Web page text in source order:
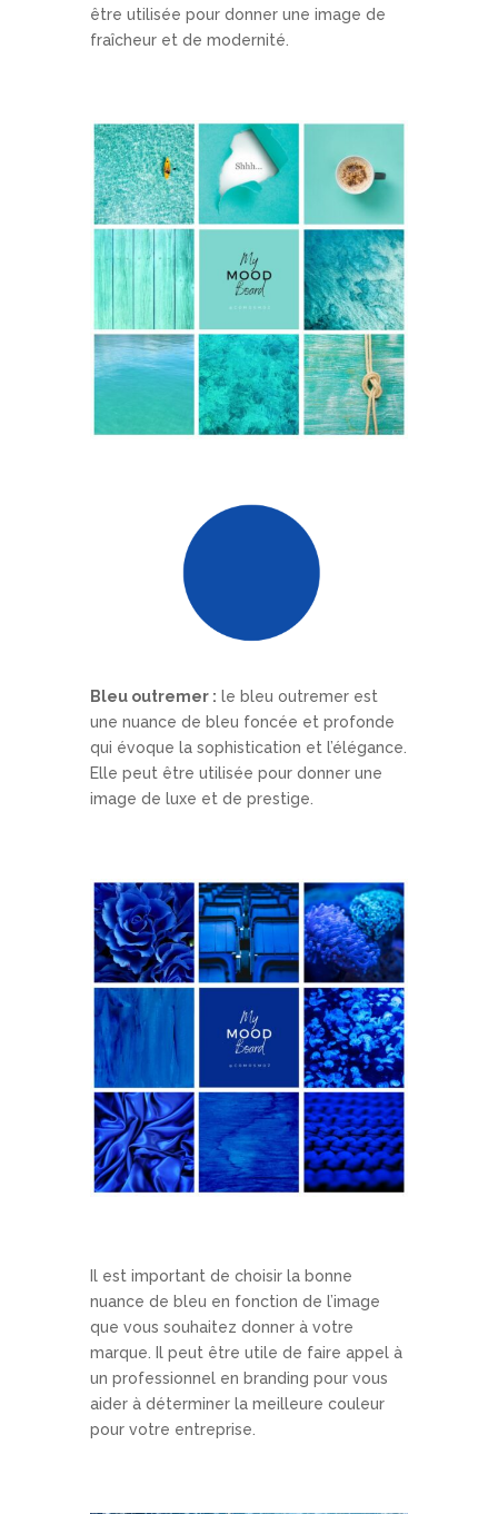
être utilisée pour donner une image de
fraîcheur et de modernité.
Bleu outremer : le bleu outremer est
une nuance de bleu foncée et profonde
qui évoque la sophistication et l’élégance.
Elle peut être utilisée pour donner une
image de luxe et de prestige.
Il est important de choisir la bonne
nuance de bleu en fonction de l’image
que vous souhaitez donner à votre
marque. Il peut être utile de faire appel à
un professionnel en branding pour vous
aider à déterminer la meilleure couleur
pour votre entreprise.